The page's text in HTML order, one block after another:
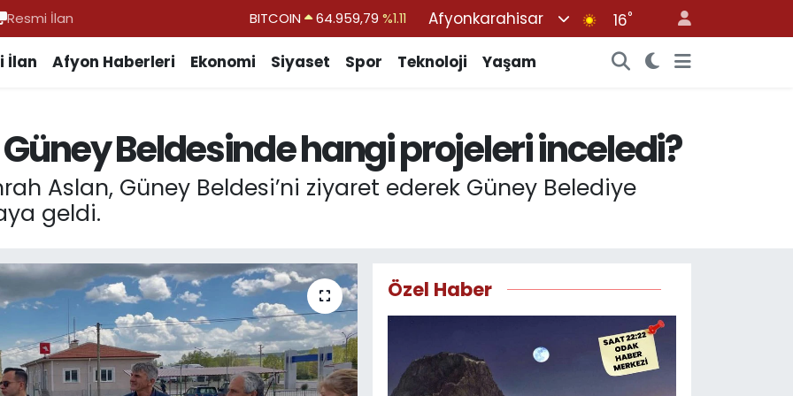
Resmi İlan
DOLAR
47,7436 %0.18
EURO
55,2510 %0.32
BİST100
13.779%-14
Afyonkarahisar 16°
İlan Afyon Haberleri Ekonomi Siyaset Spor Teknoloji Yaşam
Beldesinde hangi projeleri inceledi?
Aslan, Güney Beldesi’ni ziyaret ederek Güney Belediye
geldi.
Özel Haber